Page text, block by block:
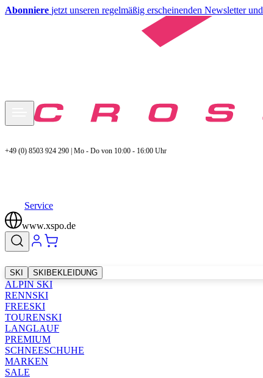
Abonniere jetzt unseren regelmäßig erscheinenden Newsletter und
+49 (0) 8503 924 290 | Mo - Do von 10:00 - 16:00 Uhr
Service
www.xspo.de
SKI SKIBEKLEIDUNG
ALPIN SKI
RENNSKI
FREESKI
TOURENSKI
LANGLAUF
PREMIUM
SCHNEESCHUHE
MARKEN
SALE